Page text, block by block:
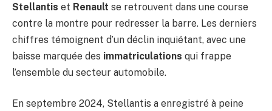
Stellantis et Renault se retrouvent dans une course
contre la montre pour redresser la barre. Les derniers
chiffres témoignent d’un déclin inquiétant, avec une
baisse marquée des immatriculations qui frappe
l’ensemble du secteur automobile.
En septembre 2024, Stellantis a enregistré à peine